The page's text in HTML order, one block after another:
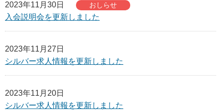
2023年11月30日 おしらせ
入会説明会を更新しました
2023年11月27日
シルバー求人情報を更新しました
2023年11月20日
シルバー求人情報を更新しました